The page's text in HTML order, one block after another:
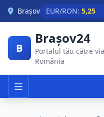
Skip to main content
Brașov EUR/RON: 5,25
B
Brașov24
Portalul tău către
România